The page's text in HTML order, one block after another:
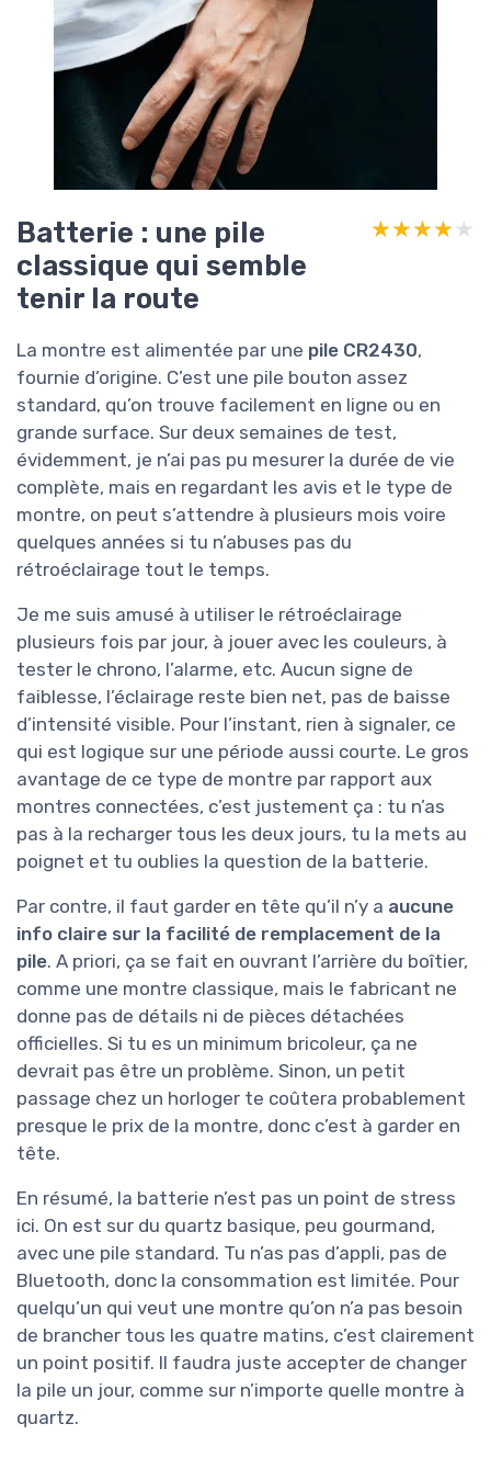
Batterie : une pile
classique qui semble
tenir la route
★★★★★
★★★★★
La montre est alimentée par une pile CR2430,
fournie d’origine. C’est une pile bouton assez
standard, qu’on trouve facilement en ligne ou en
grande surface. Sur deux semaines de test,
évidemment, je n’ai pas pu mesurer la durée de vie
complète, mais en regardant les avis et le type de
montre, on peut s’attendre à plusieurs mois voire
quelques années si tu n’abuses pas du
rétroéclairage tout le temps.
Je me suis amusé à utiliser le rétroéclairage
plusieurs fois par jour, à jouer avec les couleurs, à
tester le chrono, l’alarme, etc. Aucun signe de
faiblesse, l’éclairage reste bien net, pas de baisse
d’intensité visible. Pour l’instant, rien à signaler, ce
qui est logique sur une période aussi courte. Le gros
avantage de ce type de montre par rapport aux
montres connectées, c’est justement ça : tu n’as
pas à la recharger tous les deux jours, tu la mets au
poignet et tu oublies la question de la batterie.
Par contre, il faut garder en tête qu’il n’y a aucune
info claire sur la facilité de remplacement de la
pile. A priori, ça se fait en ouvrant l’arrière du boîtier,
comme une montre classique, mais le fabricant ne
donne pas de détails ni de pièces détachées
officielles. Si tu es un minimum bricoleur, ça ne
devrait pas être un problème. Sinon, un petit
passage chez un horloger te coûtera probablement
presque le prix de la montre, donc c’est à garder en
tête.
En résumé, la batterie n’est pas un point de stress
ici. On est sur du quartz basique, peu gourmand,
avec une pile standard. Tu n’as pas d’appli, pas de
Bluetooth, donc la consommation est limitée. Pour
quelqu’un qui veut une montre qu’on n’a pas besoin
de brancher tous les quatre matins, c’est clairement
un point positif. Il faudra juste accepter de changer
la pile un jour, comme sur n’importe quelle montre à
quartz.